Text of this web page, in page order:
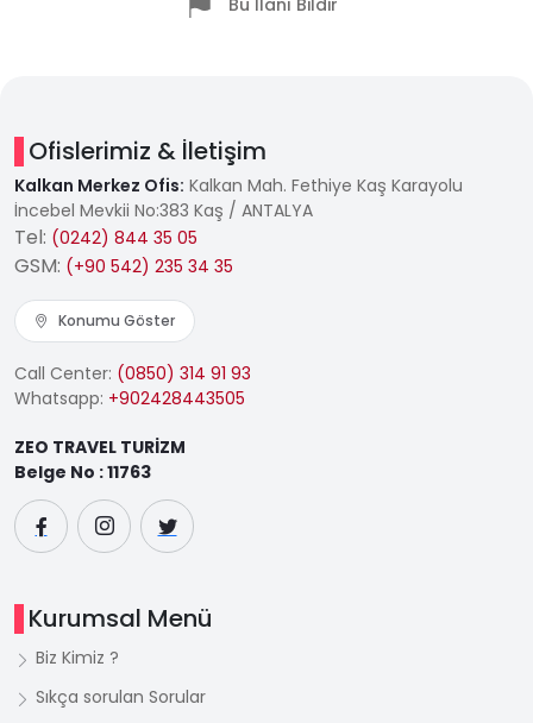
Bu İlanı Bildir
Ofislerimiz & İletişim
Kalkan Merkez Ofis: Kalkan Mah. Fethiye Kaş Karayolu
İncebel Mevkii No:383 Kaş / ANTALYA
Tel: (0242) 844 35 05
GSM: (+90 542) 235 34 35
Konumu Göster
Call Center: (0850) 314 91 93
Whatsapp: +902428443505
ZEO TRAVEL TURİZM
Belge No : 11763
Kurumsal Menü
Biz Kimiz ?
Sıkça sorulan Sorular